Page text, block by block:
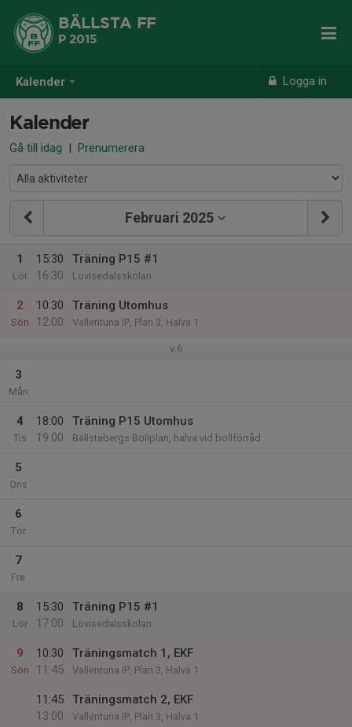
Kalender Logga in
BÄLLSTA FF
P 2015
Kalender
Gå till idag | Prenumerera
Februari 2025
1
Lör
15:30
16:30
Träning P15 #1
Lovisedalsskolan
2
Sön
10:30
12:00
Träning Utomhus
Vallentuna IP, Plan 3, Halva 1
v.6
3
Mån
4
Tis
18:00
19:00
Träning P15 Utomhus
Bällstabergs Bollplan, halva vid bollförråd
5
Ons
6
Tor
7
Fre
8
Lör
15:30
17:00
Träning P15 #1
Lovisedalsskolan
9
Sön
10:30
11:45
Träningsmatch 1, EKF
Vallentuna IP, Plan 3, Halva 1
11:45
13:00
Träningsmatch 2, EKF
Vallentuna IP, Plan 3, Halva 1